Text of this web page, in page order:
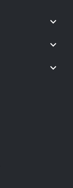
keyboard_arrow_down
keyboard_arrow_down
keyboard_arrow_down